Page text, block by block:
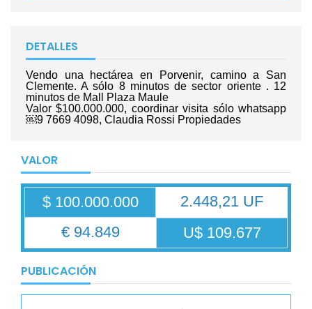
DETALLES
Vendo una hectárea en Porvenir, camino a San
Clemente. A sólo 8 minutos de sector oriente . 12
minutos de Mall Plaza Maule
Valor $100.000.000, coordinar visita sólo whatsapp
￼⁨9 7669 4098⁩, Claudia Rossi Propiedades
VALOR
$ 100.000.000
2.448,21 UF
€ 94.849
U$ 109.677
PUBLICACIÓN